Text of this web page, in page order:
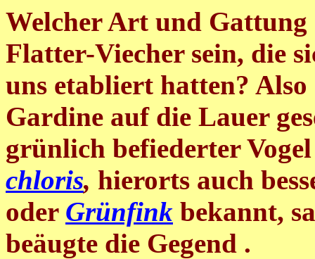
Welcher Art und Gattung
Flatter-Viecher sein, die
uns etabliert hatten?
Gardine auf die Lauer
grünlich befiederter
chloris, hierorts auch
oder Grünfink bekannt,
beäugte die Gegend .